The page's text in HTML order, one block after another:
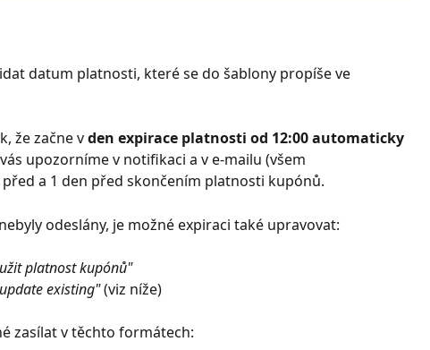
datum platnosti, které se do šablony propíše ve
že začne v den expirace platnosti od 12:00 automaticky
upozorníme v notifikaci a v e-mailu (všem
a 1 den před skončením platnosti kupónů.
odeslány, je možné expiraci také upravovat:
platnost kupónů"
existing" (viz níže)
zasílat v těchto formátech: